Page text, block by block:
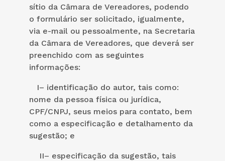
sítio da Câmara de Vereadores, podendo
o formulário ser solicitado, igualmente,
via e-mail ou pessoalmente, na Secretaria
da Câmara de Vereadores, que deverá ser
preenchido com as seguintes
informações:
I– identificação do autor, tais como:
nome da pessoa física ou jurídica,
CPF/CNPJ, seus meios para contato, bem
como a especificação e detalhamento da
sugestão; e
II– especificação da sugestão, tais